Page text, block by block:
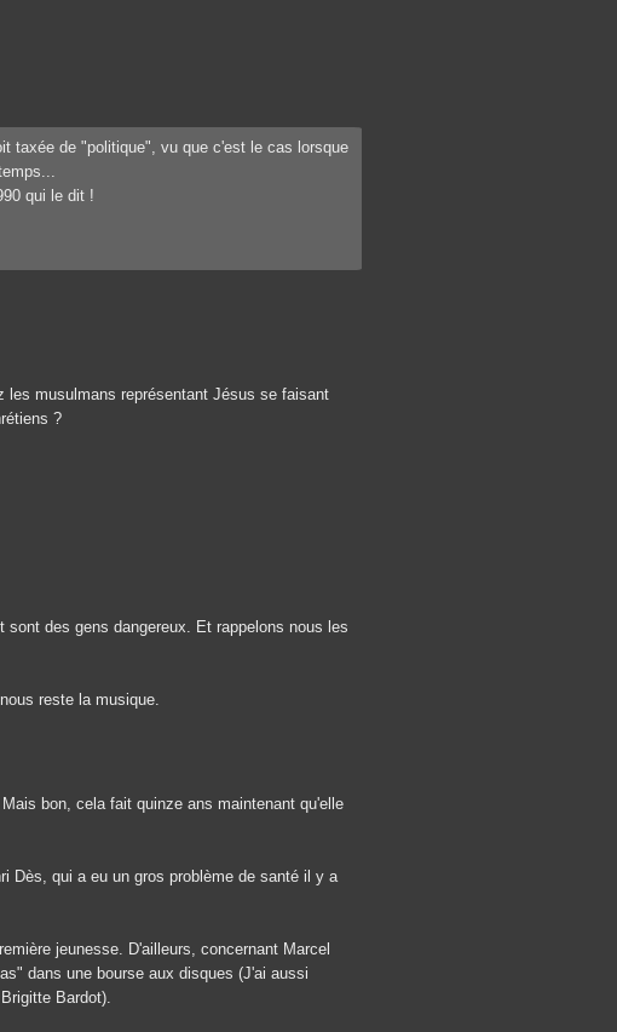
taxée de "politique", vu que c'est le cas lorsque
qui le dit !
les musulmans représentant Jésus se faisant
?
des gens dangereux. Et rappelons nous les
reste la musique.
bon, cela fait quinze ans maintenant qu'elle
Dès, qui a eu un gros problème de santé il y a
jeunesse. D'ailleurs, concernant Marcel
dans une bourse aux disques (J'ai aussi
Bardot).